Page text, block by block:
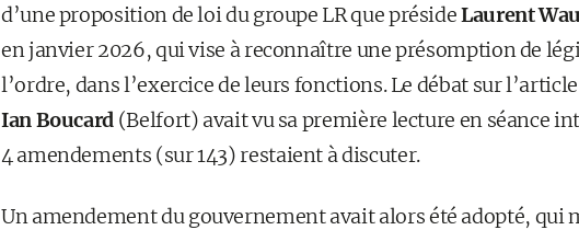
d’une proposition de loi du groupe LR que présideLaurent
en janvier 2026, qui vise à reconnaître une présomption de
l’ordre, dans l’exercice de leurs fonctions. Le débat sur
Ian Boucard (Belfort) avait vu sa première lecture en séance
4 amendements (sur 143) restaient à discuter.
Un amendement du gouvernement avait alors été adopté, qui